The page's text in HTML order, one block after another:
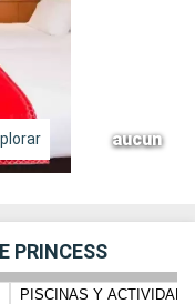
aucun
PRINCESS
PISCINAS Y